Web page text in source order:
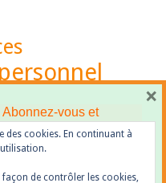
des cookies. En continuant à
utilisation.
de contrôler les cookies,
Abonnez-vous et
notre newsletter
×